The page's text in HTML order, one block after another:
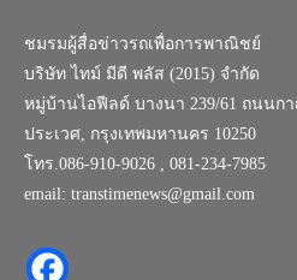
ชมรมผู้สื่อข่าวรถเพื่อการพาณิชย์
บริษัท ไทม์ มีดี พลัส (2015) จำกัด
หมู่บ้านไอฟีลด์ บางนา 239/61 ถนนก
ประเวศ, กรุงเทพมหานคร 10250
โทร.086-910-9026 , 081-234-7985
email: transtimenews@gmail.com